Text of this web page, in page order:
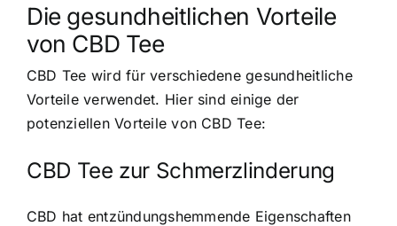
Die gesundheitlichen Vorteile
von CBD Tee
CBD Tee wird für verschiedene gesundheitliche
Vorteile verwendet. Hier sind einige der
potenziellen Vorteile von CBD Tee:
CBD Tee zur Schmerzlinderung
CBD hat entzündungshemmende Eigenschaften